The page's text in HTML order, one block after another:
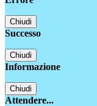
Chiudi
Successo
Chiudi
Informazione
Chiudi
Attendere...